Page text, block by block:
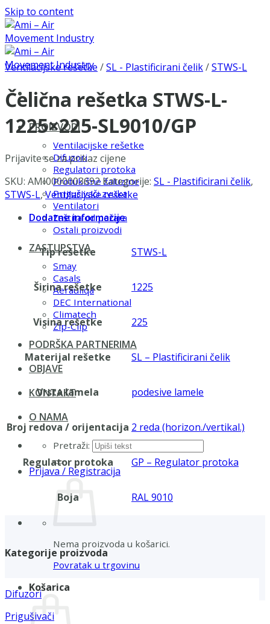
Skip to content
PROIZVODI
Ventilacijske rešetke
Difuzori
Regulatori protoka
Protukišne žaluzine
Prigušivači zvuka
Ventilatori
Zaštita od požara
Ostali proizvodi
ZASTUPSTVA
Smay
Casals
Aerauliqa
DEC International
Climatech
Zip-Clip
PODRŠKA PARTNERIMA
OBJAVE
KONTAKT
O NAMA
Pretraži:
Prijava / Registracija
Nema proizvoda u košarici.
Povratak u trgovinu
Košarica
Ventilacijske rešetke /SL - Plastificirani čelik/STWS-L
Čelična rešetka STWS-L-
1225×225-SL9010/GP
Prijavite se za prikaz cijene
SKU: AMI0000003692 Kategorije: SL - Plastificirani čelik,
STWS-L,Ventilacijske rešetke
Dodatne informacije
Tip rešetke STWS-L
Širina rešetke 1225
Visina rešetke 225
Materijal rešetke SL – Plastificirani čelik
Vrsta lamela podesive lamele
Broj redova / orijentacija 2 reda (horizon./vertikal.)
Regulator protoka GP – Regulator protoka
Boja RAL 9010
Kategorije proizvoda
Difuzori
Prigušivači